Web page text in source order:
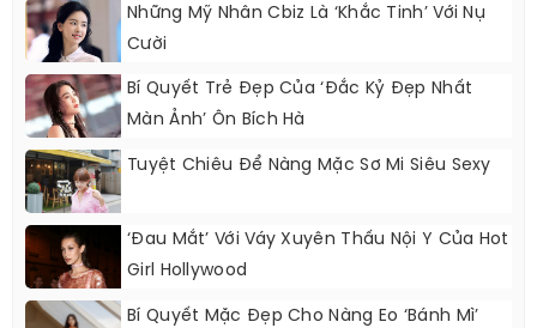
Những Mỹ Nhân Cbiz Là ‘khắc Tinh’ Với Nụ
Cười
Bí Quyết Trẻ Đẹp Của ‘Đắc Kỷ Đẹp Nhất
Màn Ảnh’ Ôn Bích Hà
Tuyệt Chiêu Để Nàng Mặc Sơ Mi Siêu Sexy
‘Đau Mắt’ Với Váy Xuyên Thấu Nội Y Của Hot
Girl Hollywood
Bí Quyết Mặc Đẹp Cho Nàng Eo ‘bánh Mì’